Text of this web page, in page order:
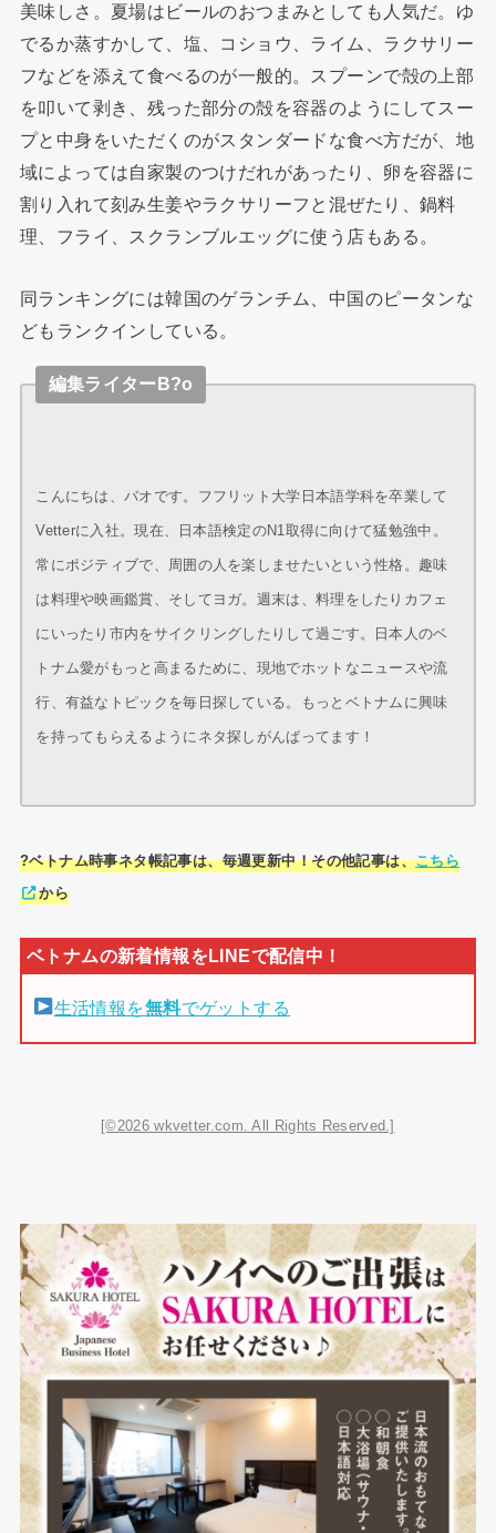
美味しさ。夏場はビールのおつまみとしても人気だ。ゆ
でるか蒸すかして、塩、コショウ、ライム、ラクサリー
フなどを添えて食べるのが一般的。スプーンで殻の上部
を叩いて剥き、残った部分の殻を容器のようにしてスー
プと中身をいただくのがスタンダードな食べ方だが、地
域によっては自家製のつけだれがあったり、卵を容器に
割り入れて刻み生姜やラクサリーフと混ぜたり、鍋料
理、フライ、スクランブルエッグに使う店もある。
同ランキングには韓国のゲランチム、中国のピータンな
どもランクインしている。
編集ライターB?o
こんにちは、バオです。フフリット大学日本語学科を卒業して
Vetterに入社。現在、日本語検定のN1取得に向けて猛勉強中。
常にポジティブで、周囲の人を楽しませたいという性格。趣味
は料理や映画鑑賞、そしてヨガ。週末は、料理をしたりカフェ
にいったり市内をサイクリングしたりして過ごす。日本人のベ
トナム愛がもっと高まるために、現地でホットなニュースや流
行、有益なトピックを毎日探している。もっとベトナムに興味
を持ってもらえるようにネタ探しがんばってます！
?ベトナム時事ネタ帳記事は、毎週更新中！その他記事は、こちら
から
生活情報を無料でゲットする
[©2026 wkvetter.com. All Rights Reserved.]